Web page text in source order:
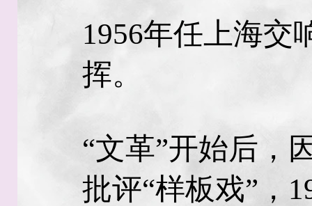
1956年任上海交
挥。
“文革”开始后，
批评“样板戏”，